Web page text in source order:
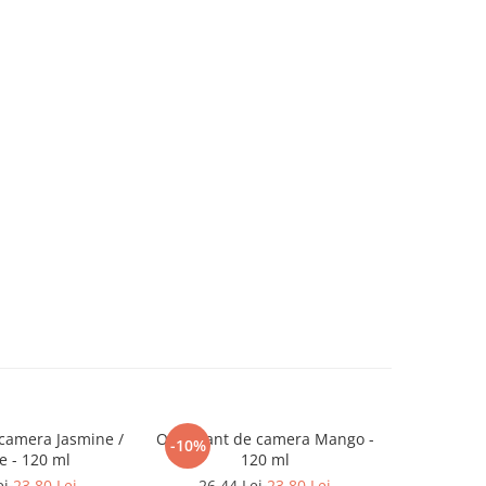
Jasmine /
- 120 ml
-10%
Odorizant de camera Mango -
120 ml